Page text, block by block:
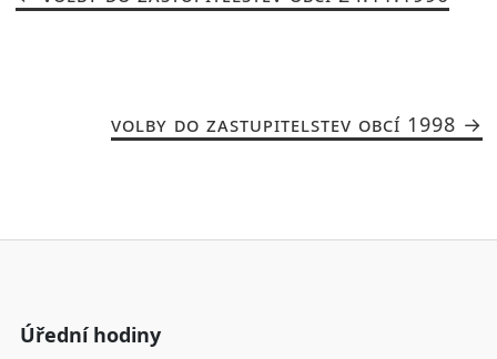
VOLBY DO ZASTUPITELSTEV OBCÍ 1998
Úřední hodiny